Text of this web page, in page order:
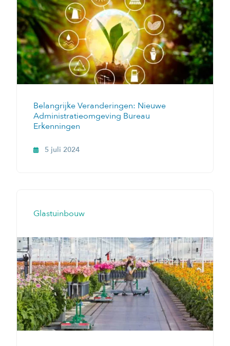
Belangrijke Veranderingen: Nieuwe
Administratieomgeving Bureau
Erkenningen
5 juli 2024
Glastuinbouw